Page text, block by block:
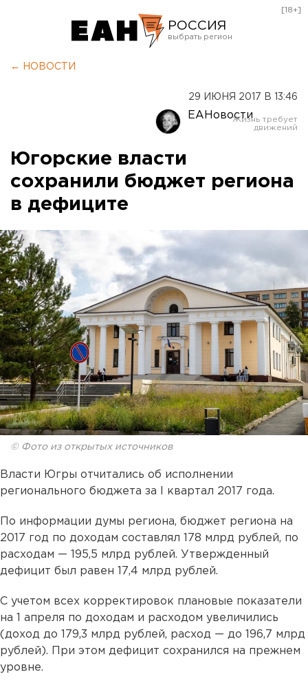
РОССИЯ
Оренбург
[18+]
← НОВОСТИ
29 ИЮНЯ 2017 В 13:46
ЕАНовости
Югорские власти
сохранили бюджет региона
в дефиците
© Фото из открытых источников
Власти Югры отчитались об исполнении
регионального бюджета за I квартал 2017 года.
По информации думы региона, бюджет региона на
2017 год по доходам составлял 178 млрд рублей, по
расходам — 195,5 млрд рублей. Утвержденный
дефицит был равен 17,4 млрд рублей.
С учетом всех корректировок плановые показатели
на 1 апреля по доходам и расходом увеличились
(доход до 179,3 млрд рублей, расход — до 196,7 млрд
рублей). При этом дефицит сохранился на прежнем
уровне.